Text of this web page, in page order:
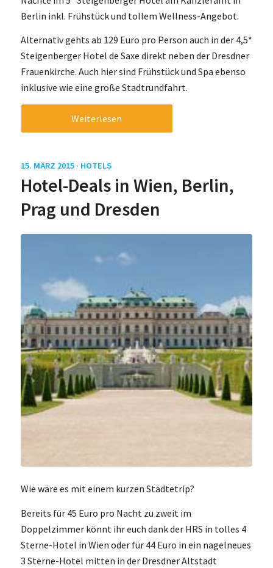
Berlin inkl. Frühstück und tollem Wellness-Angebot.
Alternativ gehts ab 129 Euro pro Person auch in der 4,5*
Steigenberger Hotel de Saxe direkt neben der Dresdner
Frauenkirche. Auch hier sind Frühstück und Spa ebenso
inklusive wie eine große Stadtrundfahrt.
Weiterlesen
15. MÄRZ 2015 · HOTELS
Hotel-Deals in Wien, Berlin,
Prag und Dresden
Wie wäre es mit einem kurzen Städtetrip?
Bereits für 45 Euro pro Nacht zu zweit im
Doppelzimmer könnt ihr euch dank der HRS in tolles 4
Sterne-Hotel in Wien oder für 44 Euro in ein nagelneues
3 Sterne-Hotel mitten in der Dresdner Altstadt